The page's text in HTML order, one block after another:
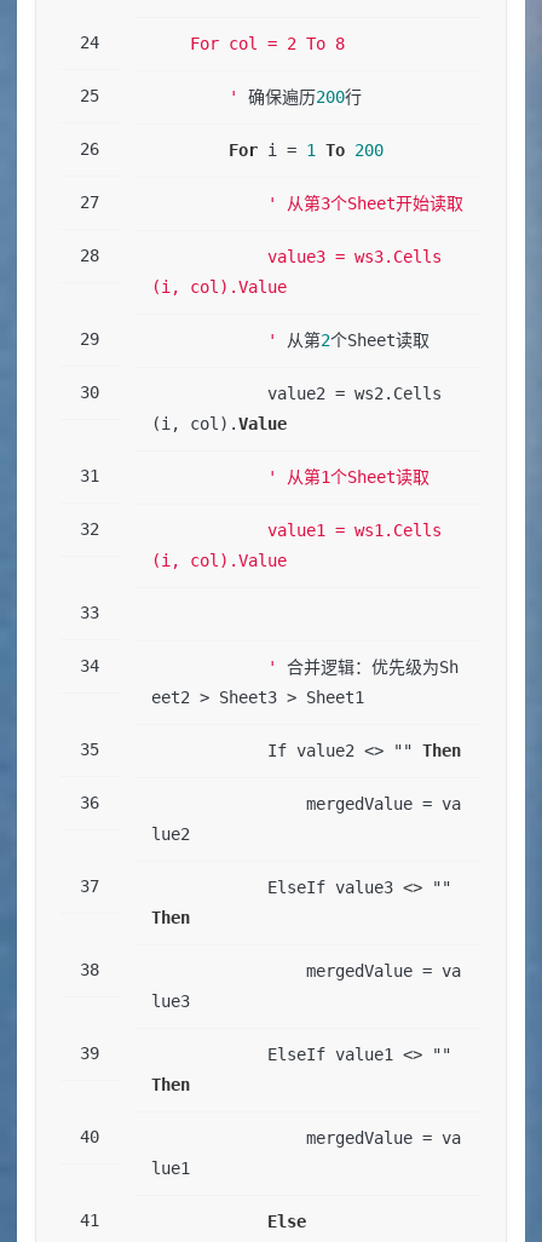
    For col = 2 To 8
        '
确保遍历200行
For i = 1 To 200
' 从第3个Sheet开始读取
            value3 = ws3.Cells
(i, col).Value
            '
从第2个Sheet读取
            value2
= ws2.Cells
(i, col).Value
' 从第1个Sheet读取
            value1 = ws1.Cells
(i, col).Value
            '
合并逻辑：优先级为Sh
eet2 > Sheet3 > Sheet1
            If value2
<> "" Then
                mergedValue
= va
lue2
            ElseIf value3
<>
Then
                mergedValue
= va
lue3
            ElseIf value1
<>
Then
                mergedValue
= va
lue1
Else